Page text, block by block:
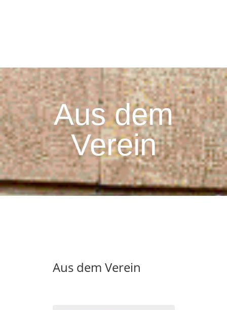
Aus dem
Verein
Aus dem Verein